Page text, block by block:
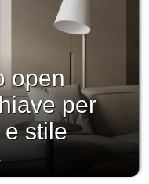
open
per
stile